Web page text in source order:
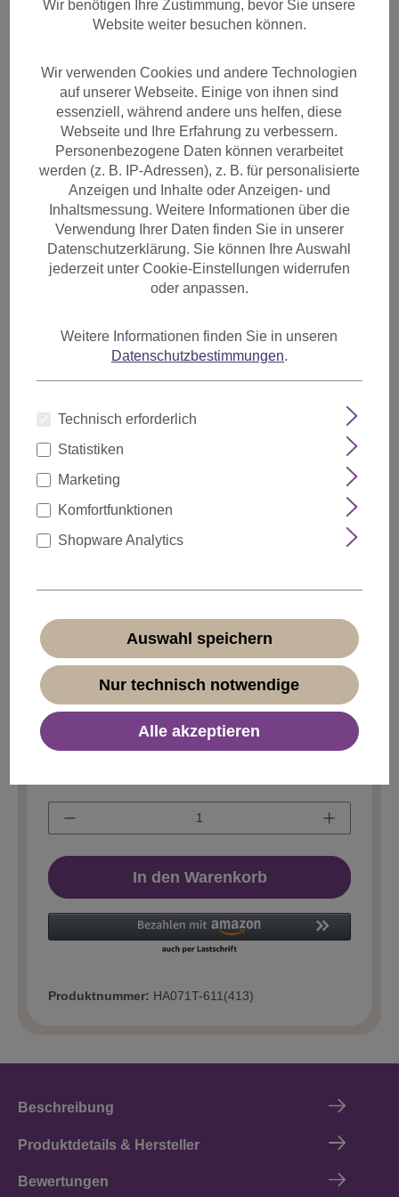
Pony Clip-In Haarreif und
längeren Seitenhaar Hellblond
HA071T-611
Farbeauswählen
ab5 5% 7,59 €*
ab20 20% 6,39 €*
7,99 €*
* Preise inkl. MwSt. zzgl.Versandkosten
Sofort verfügbar, Lieferzeit 1-3 Tage
In den Warenkorb
Produktnummer: HA071T-611(413)
Beschreibung
Produktdetails & Hersteller
Bewertungen
Wir benötigen Ihre Zustimmung, bevor Sie unsere
Website weiter besuchen können.
Wir verwenden Cookies und andere Technologien
auf unserer Webseite. Einige von ihnen sind
essenziell, während andere uns helfen, diese
Webseite und Ihre Erfahrung zu verbessern.
Personenbezogene Daten können verarbeitet
werden (z. B. IP-Adressen), z. B. für personalisierte
Anzeigen und Inhalte oder Anzeigen- und
Inhaltsmessung. Weitere Informationen über die
Verwendung Ihrer Daten finden Sie in unserer
Datenschutzerklärung. Sie können Ihre Auswahl
jederzeit unter Cookie-Einstellungen widerrufen
oder anpassen.
Weitere Informationen finden Sie in unseren
Datenschutzbestimmungen.
Technisch erforderlich
Statistiken
Marketing
Komfortfunktionen
Shopware Analytics
Auswahl speichern
Nur technisch notwendige
Alle akzeptieren